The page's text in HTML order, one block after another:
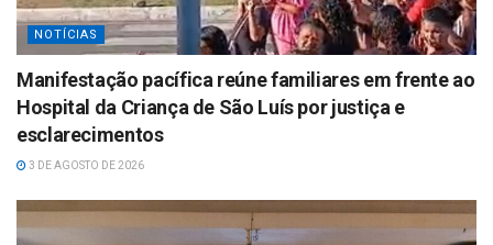
NOTÍCIAS
Manifestação pacífica reúne familiares em frente ao
Hospital da Criança de São Luís por justiça e
esclarecimentos
3 DE AGOSTO DE 2026